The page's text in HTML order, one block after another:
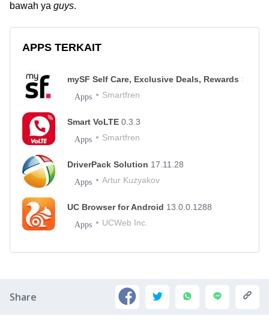
bawah ya guys.
APPS TERKAIT
mySF Self Care, Exclusive Deals, Rewards
Apps Smartfren
Smart VoLTE 0.3.3
Apps Smartfren
DriverPack Solution 17.11.28
Apps Artur Kuzyakov
UC Browser for Android 13.0.0.1288
Apps UCWeb Inc.
Share